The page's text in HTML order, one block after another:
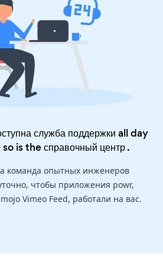
служба поддержки all day
is theсправочный центр.
команда опытных инженеров
чтобы приложения powr,
Vimeo Feed, работали на вас.